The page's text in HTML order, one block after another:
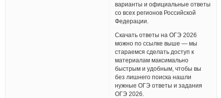
варианты и официальные ответы
со всех регионов Российской
Федерации.
Скачать ответы на ОГЭ 2026
можно по ссылке выше — мы
стараемся сделать доступ к
материалам максимально
быстрым и удобным, чтобы вы
без лишнего поиска нашли
нужные ОГЭ ответы и задания
ОГЭ 2026.